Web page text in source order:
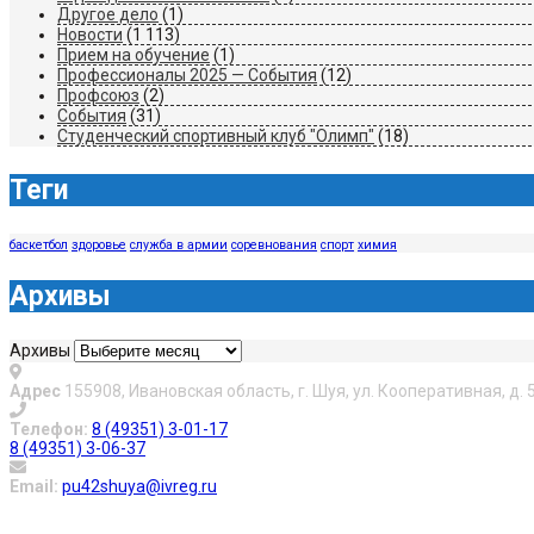
Другое дело (1)
Новости (1 113)
Прием на обучение (1)
Профессионалы 2025 — События (12)
Профсоюз (2)
События (31)
Студенческий спортивный клуб "Олимп" (18)
Теги
баскетбол здоровье служба в армии соревнования спорт химия
Архивы
Архивы
Адрес 155908, Ивановская область, г. Шуя, ул. Кооперативная, д.
Телефон: 8 (49351) 3-01-17
8 (49351) 3-06-37
Email: pu42shuya@ivreg.ru